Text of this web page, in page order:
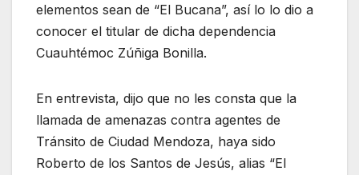
elementos sean de “El Bucana”, así lo lo dio a
conocer el titular de dicha dependencia
Cuauhtémoc Zúñiga Bonilla.
En entrevista, dijo que no les consta que la
llamada de amenazas contra agentes de
Tránsito de Ciudad Mendoza, haya sido
Roberto de los Santos de Jesús, alias “El